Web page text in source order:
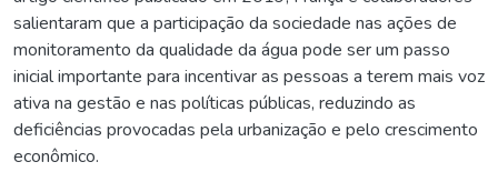
salientaram que a participação da sociedade nas ações de
monitoramento da qualidade da água pode ser um passo
inicial importante para incentivar as pessoas a terem mais voz
ativa na gestão e nas políticas públicas, reduzindo as
deficiências provocadas pela urbanização e pelo crescimento
econômico.